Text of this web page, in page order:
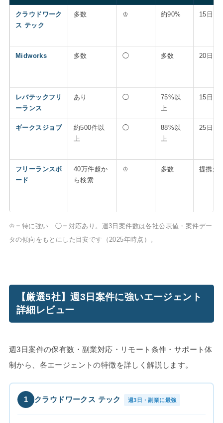
クラウドワーク
ス テック
多数 ♔ 約90% 15日
Midworks 多数 ◯ 多数 20日
レバテックフリ
ーランス
あり ◯
75%以
上
15日
ギークスジョブ
約500件以
上
◯
88%以
上
25日
フリーランスボ
ード
40万件超か
ら検索
♔ 多数 提携先
♔＝特に強い ◯＝対応あり。週3日案件数は各社公表値・案件デー
タの傾向をもとにした目安です（2025年時点）。
【厳選5社】週3日案件に強いエージェント
詳細レビュー
週3日案件の保有数・副業対応・リモート条件・サポート体
制から、各エージェントの特徴を詳しく解説します。
1 クラウドワークス テック 週3日・副業に最強